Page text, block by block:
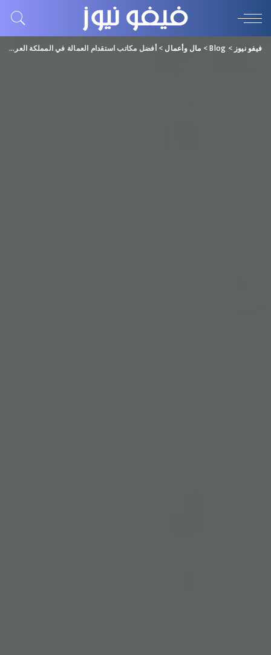
فيفو نيوز >
Blog
> مال وأعمال >أفضل مكاتب استقدام العمالة في المملكة العربية السعودية